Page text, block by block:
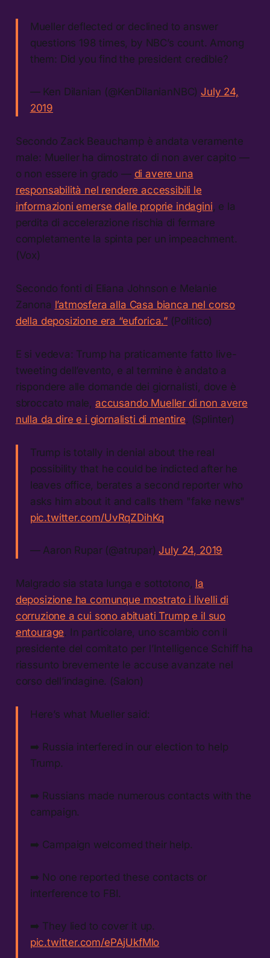
Mueller deflected or declined to answer
questions 198 times, by NBC’s count. Among
them: Did you find the president credible?
— Ken Dilanian (@KenDilanianNBC)July 24,
2019
Secondo Zack Beauchamp è andata veramente
male: Mueller ha dimostrato di non aver capito —
o non essere in grado — di avere una
responsabilità nel rendere accessibili le
informazioni emerse dalle proprie indagini , e la
perdita di accelerazione rischia di fermare
completamente la spinta per un impeachment.
(Vox)
Secondo fonti di Eliana Johnson e Melanie
Zanona l’atmosfera alla Casa bianca nel corso
della deposizione era “euforica.” (Politico)
E si vedeva: Trump ha praticamente fatto live-
tweeting dell’evento, e al termine è andato a
rispondere alle domande dei giornalisti, dove è
sbroccato male, accusando Mueller di non avere
nulla da dire e i giornalisti di mentire. (Splinter)
Trump is totally in denial about the real
possibility that he could be indicted after he
leaves office, berates a second reporter who
asks him about it and calls them "fake news"
pic.twitter.com/UvRqZDihKq
— Aaron Rupar (@atrupar)July 24, 2019
Malgrado sia stata lunga e sottotono, la
deposizione ha comunque mostrato i livelli di
corruzione a cui sono abituati Trump e il suo
entourage. In particolare, uno scambio con il
presidente del comitato per l’Intelligence Schiff ha
riassunto brevemente le accuse avanzate nel
corso dell’indagine. (Salon)
Here’s what Mueller said:
➡️ Russia interfered in our election to help
Trump.
➡️ Russians made numerous contacts with the
campaign.
➡️ Campaign welcomed their help.
➡️ No one reported these contacts or
interference to FBI.
➡️ They lied to cover it up.
pic.twitter.com/ePAjUkfMlo